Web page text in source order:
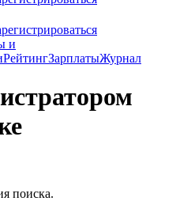
и
РейтингЗарплатыЖурнал
поиска.